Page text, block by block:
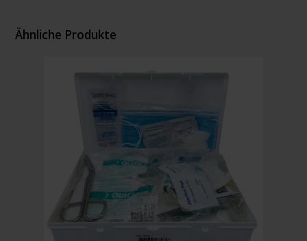
Ähnliche Produkte